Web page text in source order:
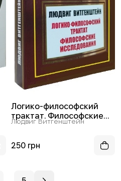
Логико-философский
трактат. Философские
исследования
Людвиг Витгенштейн
250 грн